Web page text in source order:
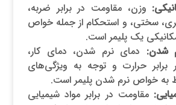
وزن، مقاومت در برابر ضربه،
سختی، و استحکام از جمله خواص
یک پلیمر است.
دمای نرم شدن، دمای کار،
حرارت و توجه به ویژگی‌های
خواص نرم شدن پلیمر است.
مقاومت در برابر مواد شیمیایی